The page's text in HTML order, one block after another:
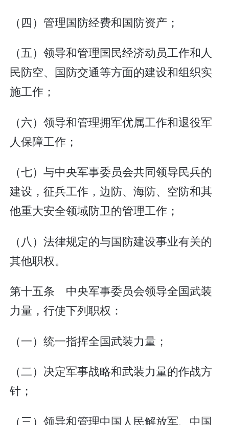
（四）管理国防经费和国防资产；
（五）领导和管理国民经济动员工作和人
民防空、国防交通等方面的建设和组织实
施工作；
（六）领导和管理拥军优属工作和退役军
人保障工作；
（七）与中央军事委员会共同领导民兵的
建设，征兵工作，边防、海防、空防和其
他重大安全领域防卫的管理工作；
（八）法律规定的与国防建设事业有关的
其他职权。
第十五条 中央军事委员会领导全国武装
力量，行使下列职权：
（一）统一指挥全国武装力量；
（二）决定军事战略和武装力量的作战方
针；
（三）领导和管理中国人民解放军、中国